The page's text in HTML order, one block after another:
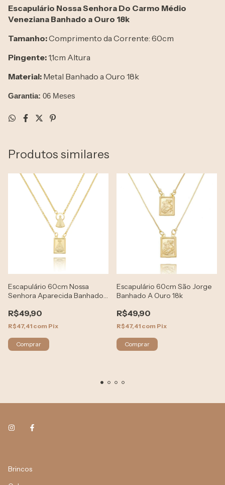
Escapulário Nossa Senhora Do Carmo Médio
Veneziana Banhado a Ouro 18k
Tamanho:Comprimento da Corrente: 60cm
Pingente:1,1cm Altura
Material: Metal Banhado a Ouro 18k
Garantia: 06 Meses
Produtos similares
Escapulário 60cm Nossa
Senhora Aparecida Banhado
R$49,90
R$47,41 com Pix
Escapulário 60cm São Jorge
Banhado A Ouro 18k
R$49,90
R$47,41 com Pix
Brincos